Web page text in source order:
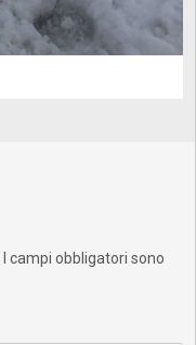
I campi obbligatori sono